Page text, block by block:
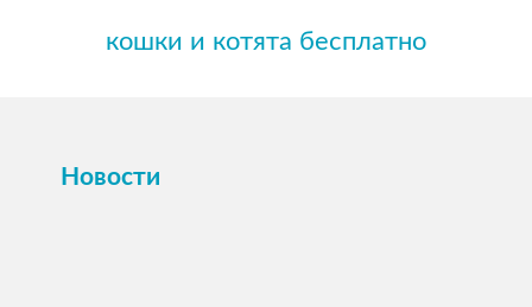
кошки и котята бесплатно
Новости